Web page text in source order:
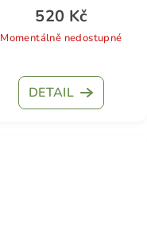
520 Kč
Momentálně nedostupné
hodnocení
produktu
je
DETAIL